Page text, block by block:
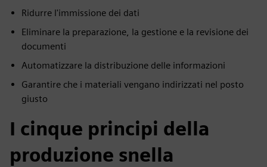
Ridurre l'immissione dei dati
Eliminare la preparazione, la gestione e la revisione dei
documenti
Automatizzare la distribuzione delle informazioni
Garantire che i materiali vengano indirizzati nel posto
giusto
I cinque principi della
produzione snella